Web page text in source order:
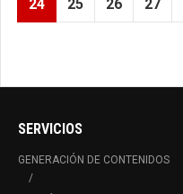
24 25 26 27
SERVICIOS
GENERACIÓN DE CONTENIDOS